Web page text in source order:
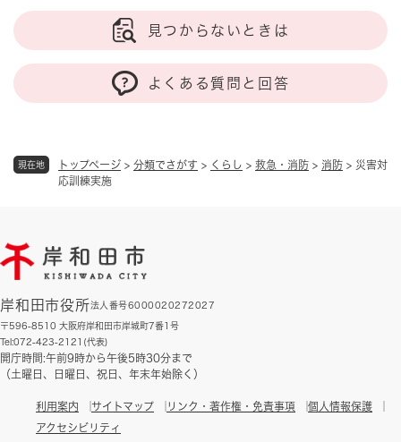
現在地 トップページ > 分類でさがす > くらし > 救急・消防 > 消防 > 災害対
応訓練実施
見つからないときは
よくある質問と回答
岸和田市役所法人番号6000020272027
〒596-8510 大阪府岸和田市岸城町7番1号
Tel:072-423-2121(代表)
開庁時間:午前9時から午後5時30分まで
（土曜日、日曜日、祝日、年末年始除く）
利用案内 サイトマップ リンク・著作権・免責事項
個人情報保護
アクセシビリティ